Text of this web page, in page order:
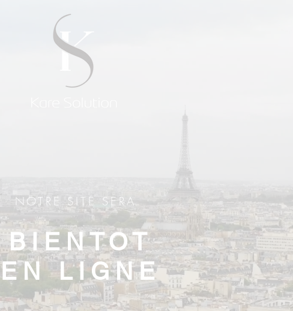
NOTRE SITE SERA
BIENTOT
EN LIGNE